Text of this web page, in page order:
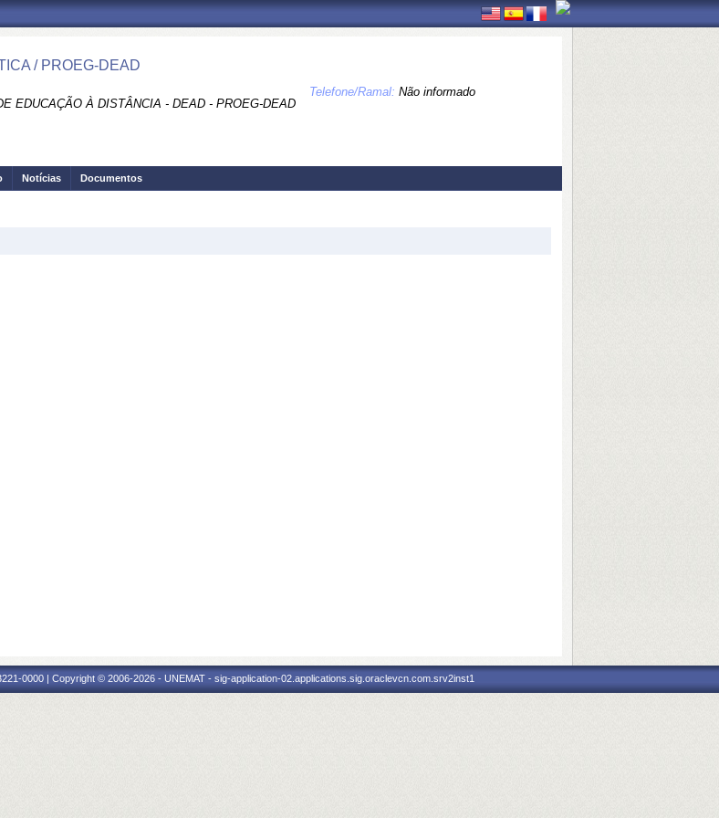
/ PROEG-DEAD
EDUCAÇÃO À DISTÂNCIA - DEAD - PROEG-DEAD
Telefone/Ramal: Não informado
Notícias Documentos
0000 | Copyright © 2006-2026 - UNEMAT - sig-application-02.applications.sig.oraclevcn.com.srv2inst1